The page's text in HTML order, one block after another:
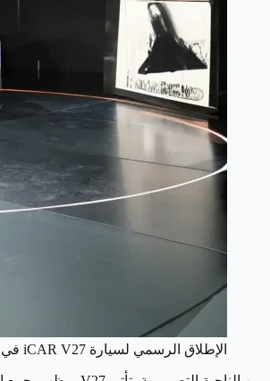
الإطلاق الرسمي لسيارة iCAR V27 في دبي